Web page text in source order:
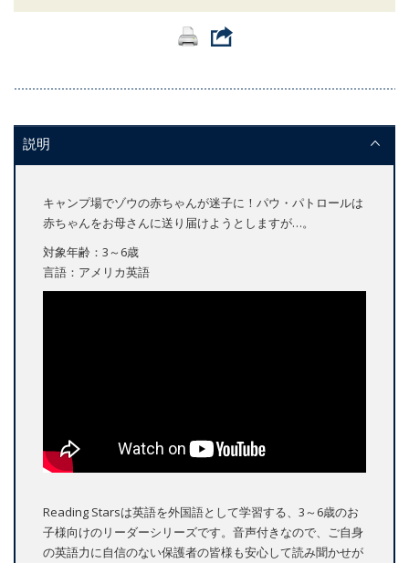
説明
キャンプ場でゾウの赤ちゃんが迷子に！パウ・パトロールは
赤ちゃんをお母さんに送り届けようとしますが…。
対象年齢：3～6歳
言語：アメリカ英語
Reading Starsは英語を外国語として学習する、3～6歳のお
子様向けのリーダーシリーズです。音声付きなので、ご自身
の英語力に自信のない保護者の皆様も安心して読み聞かせが